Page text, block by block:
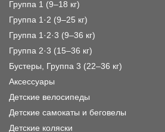
Группа 1 (9–18 кг)
Группа 1·2 (9–25 кг)
Группа 1·2·3 (9–36 кг)
Группа 2·3 (15–36 кг)
Бустеры, Группа 3 (22–36 кг)
Аксессуары
Детские велосипеды
Детские самокаты и беговелы
Детские коляски